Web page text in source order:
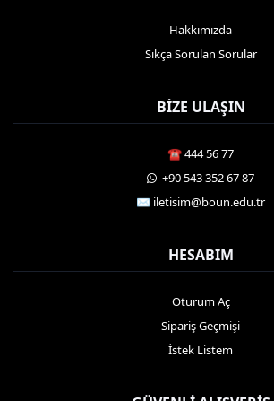
Hakkımızda
Sıkça Sorulan Sorular
BIZE ULAŞIN
☎️ 444 56 77
️ +90 543 352 67 87
✉️ iletisim@boun.edu.tr
HESABIM
Oturum Aç
Sipariş Geçmişi
İstek Listem